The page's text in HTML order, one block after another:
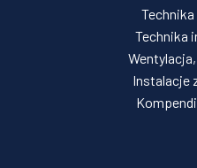
Technika
Instalacje